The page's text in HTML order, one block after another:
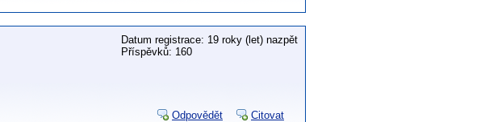
Datum registrace: 19 roky (let) nazpět
Příspěvků: 160
Odpovědět Citovat